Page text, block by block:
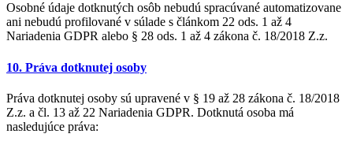
Osobné údaje dotknutých osôb nebudú spracúvané automatizovane
ani nebudú profilované v súlade s článkom 22 ods. 1 až 4
Nariadenia GDPR alebo § 28 ods. 1 až 4 zákona č. 18/2018 Z.z.
10. Práva dotknutej osoby
Práva dotknutej osoby sú upravené v § 19 až 28 zákona č. 18/2018
Z.z. a čl. 13 až 22 Nariadenia GDPR. Dotknutá osoba má
nasledujúce práva: